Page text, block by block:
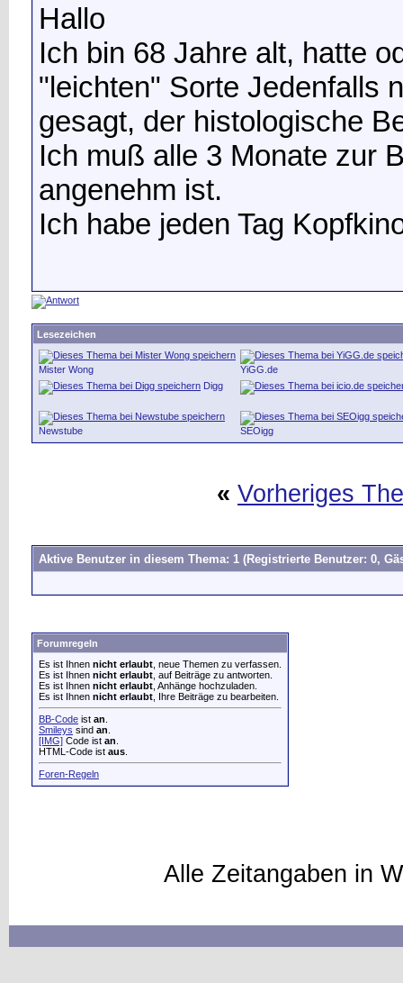
Hallo
Ich bin 68 Jahre alt, hatte
"leichten" Sorte Jedenfalls
gesagt, der histologische
Ich muß alle 3 Monate zur
angenehm ist.
Ich habe jeden Tag
Lesezeichen
Mister Wong
YiGG.de
Digg
Newstube SEOigg
« Vorheriges
Aktive Benutzer in diesem Thema: 1 (Registrierte Benutzer: 0,
Forumregeln
Es ist Ihnen nicht erlaubt , neue Themen zu verfassen.
Es ist Ihnen nicht erlaubt , auf Beiträge zu antworten.
Es ist Ihnen nicht erlaubt , Anhänge hochzuladen.
Es ist Ihnen nicht erlaubt , Ihre Beiträge zu bearbeiten.
BB-Code ist an
Smileys sind an
[IMG] Code ist an
HTML-Code ist aus
Foren-Regeln
Alle Zeitangaben in